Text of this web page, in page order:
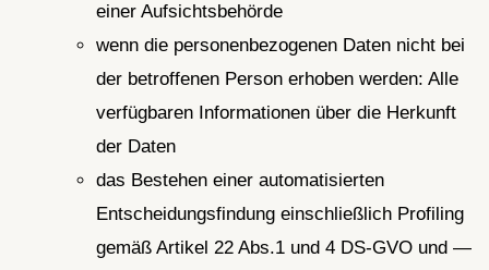
einer Aufsichtsbehörde
wenn die personenbezogenen Daten nicht bei
der betroffenen Person erhoben werden: Alle
verfügbaren Informationen über die Herkunft
der Daten
das Bestehen einer automatisierten
Entscheidungsfindung einschließlich Profiling
gemäß Artikel 22 Abs.1 und 4 DS-GVO und —